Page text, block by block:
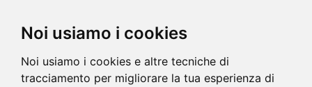
Noi usiamo i cookies
Noi usiamo i cookies e altre tecniche di
tracciamento per migliorare la tua esperienza di